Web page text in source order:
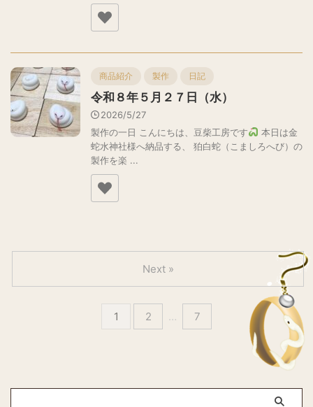
商品紹介 製作 日記
令和８年５月２７日（水）
2026/5/27
製作の一日 こんにちは、豆柴工房です
本日は金
蛇水神社様へ納品する、 狛白蛇（こましろへび）の
製作を楽 ...
1 2 … 7
Next »